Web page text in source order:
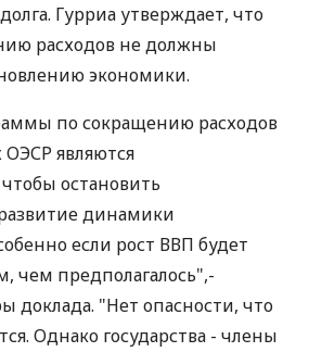
Гурриа утверждает, что
расходов не должны
экономики.
по сокращению расходов
ОЭСР являются
остановить
динамики
если рост ВВП будет
чем предполагалось",-
доклада. "Нет опасности, что
Однако государства - члены